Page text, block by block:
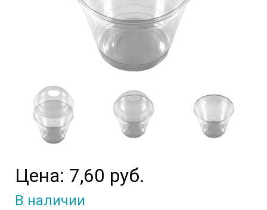
Цена: 7,60 руб.
В наличии